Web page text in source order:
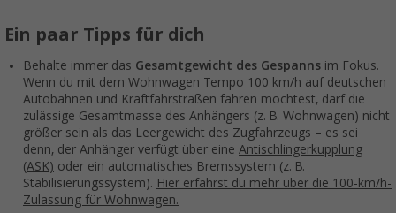
Ein paar Tipps für dich
Behalte immer das Gesamtgewicht des Gespanns im Fokus.
Wenn du mit dem Wohnwagen Tempo 100 km/h auf deutschen
Autobahnen und Kraftfahrstraßen fahren möchtest, darf die
zulässige Gesamtmasse des Anhängers (z. B. Wohnwagen) nicht
größer sein als das Leergewicht des Zugfahrzeugs – es sei
denn, der Anhänger verfügt über eine Antischlingerkupplung
(ASK) oder ein automatisches Bremssystem (z. B.
Stabilisierungssystem). Hier erfährst du mehr über die 100-km/h-
Zulassung für Wohnwagen.